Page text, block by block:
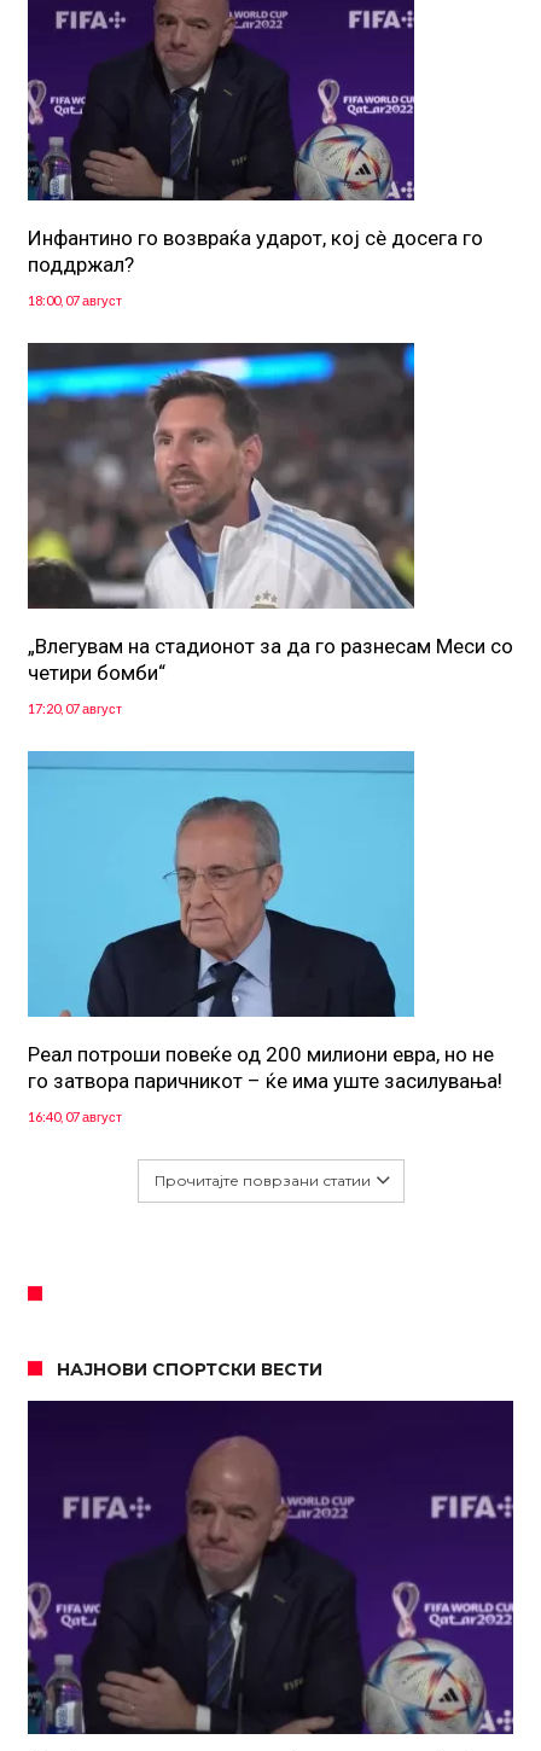
Инфантино го возвраќа ударот, кој сè досега го
поддржал?
18:00, 07 август
„Влегувам на стадионот за да го разнесам Меси со
четири бомби“
17:20, 07 август
Реал потроши повеќе од 200 милиони евра, но не
го затвора паричникот – ќе има уште засилувања!
16:40, 07 август
Прочитајте поврзани статии
НАЈНОВИ СПОРТСКИ ВЕСТИ